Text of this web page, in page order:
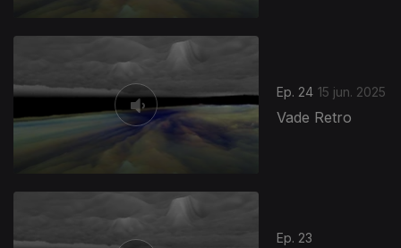
Ep. 24 15 jun. 2025
Vade Retro
Ep. 23